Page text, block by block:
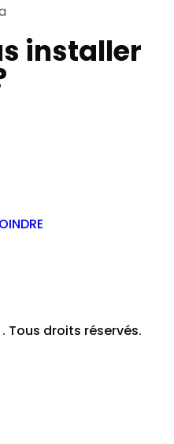
installer
Tous droits réservés.